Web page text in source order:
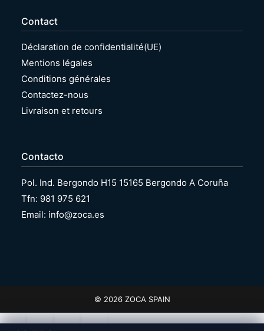
Contact
Déclaration de confidentialité(UE)
Mentions légales
Conditions générales
Contactez-nous
Livraison et retours
Contacto
Pol. Ind. Bergondo H15 15165 Bergondo A Coruña
Tfn: 981 975 621
Email: info@zoca.es
© 2026 ZOCA SPAIN